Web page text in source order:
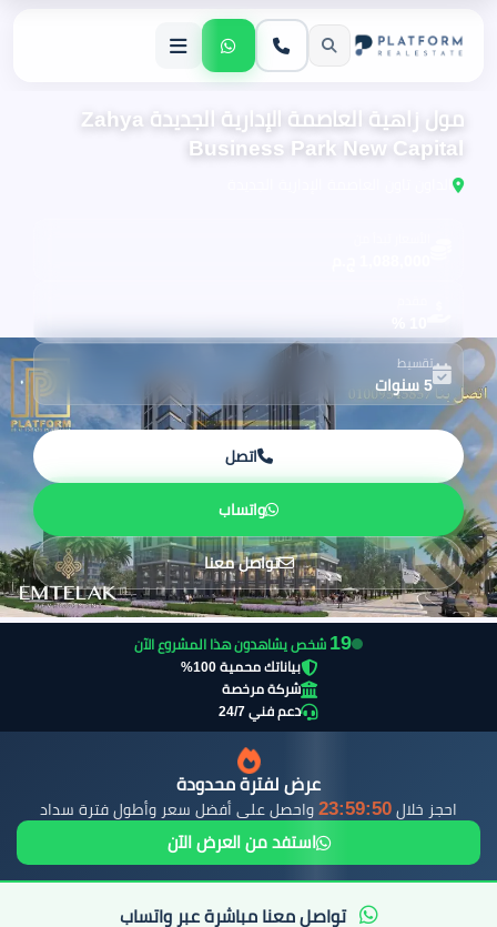
مول زاهية العاصمة الإدارية الجديدة Zahya
Business Park New Capital
تقسيط
5 سنوات
اتصل
واتساب
تواصل معنا
19 شخص يشاهدون هذا المشروع الآن
بياناتك محمية 100%
شركة مرخصة
دعم فني 24/7
عرض لفترة محدودة
احجز خلال 23:59:48 واحصل على أفضل سعر وأطول فترة سداد
استفد من العرض الآن
تواصل معنا مباشرة عبر واتساب